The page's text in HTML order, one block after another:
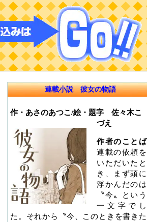
連載小説 彼女の物語
作・あさのあつこ/絵・題字 佐々木こ
づえ
作者のことば
連載の依頼を
いただいたと
き、まず頭に
浮かんだのは
〝今〟という
一文字でし
た。それから〝今、このときを書きた